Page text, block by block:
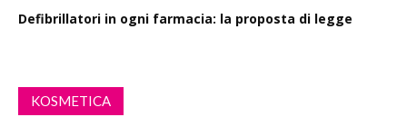
Defibrillatori in ogni farmacia: la proposta di legge
KOSMETICA